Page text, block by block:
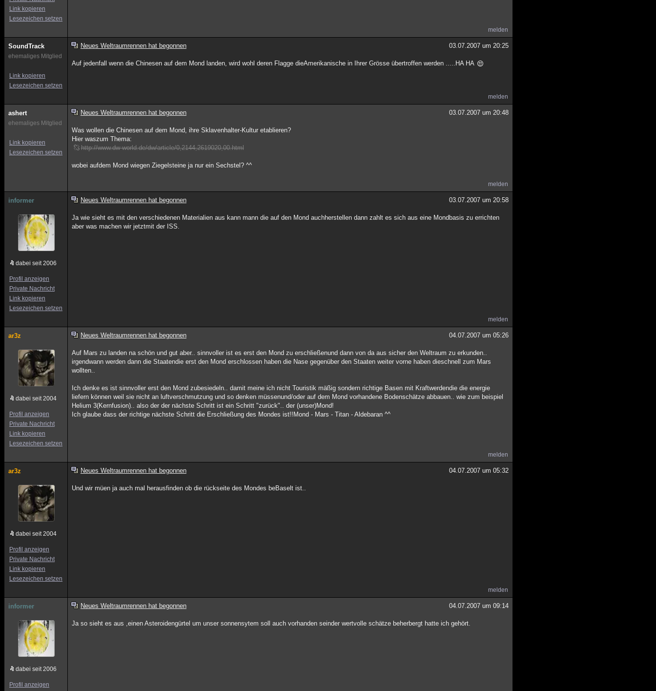
Link kopieren
Lesezeichen setzen
melden
SoundTrack
ehemaliges Mitglied
Link kopieren
Lesezeichen setzen
Neues Weltraumrennen hat begonnen 03.07.2007 um 20:25
Auf jedenfall wenn die Chinesen auf dem Mond landen, wird wohl deren Flagge dieAmerikanische in Ihrer Grösse übertroffen werden .....HA HA
melden
ashert
ehemaliges Mitglied
Link kopieren
Lesezeichen setzen
Neues Weltraumrennen hat begonnen 03.07.2007 um 20:48
Was wollen die Chinesen auf dem Mond, ihre Sklavenhalter-Kultur etablieren?
Hier waszum Thema:
http://www.dw-world.de/dw/article/0,2144,2619020,00.html
wobei aufdem Mond wiegen Ziegelsteine ja nur ein Sechstel? ^^
melden
informer
dabei seit 2006
Profil anzeigen
Private Nachricht
Link kopieren
Lesezeichen setzen
Neues Weltraumrennen hat begonnen 03.07.2007 um 20:58
Ja wie sieht es mit den verschiedenen Materialien aus kann mann die auf den Mond auchherstellen dann zahlt es sich aus eine Mondbasis zu errichten
aber was machen wir jetztmit der ISS.
melden
ar3z
dabei seit 2004
Profil anzeigen
Private Nachricht
Link kopieren
Lesezeichen setzen
Neues Weltraumrennen hat begonnen 04.07.2007 um 05:26
Auf Mars zu landen na schön und gut aber.. sinnvoller ist es erst den Mond zu erschließenund dann von da aus sicher den Weltraum zu erkunden..
irgendwann werden dann die Staatendie erst den Mond erschlossen haben die Nase gegenüber den Staaten weiter vorne haben dieschnell zum Mars
wollten..
Ich denke es ist sinnvoller erst den Mond zubesiedeln.. damit meine ich nicht Touristik mäßig sondern richtige Basen mit Kraftwerdendie die energie
liefern können weil sie nicht an luftverschmutzung und so denken müssenund/oder auf dem Mond vorhandene Bodenschätze abbauen.. wie zum beispiel
Helium 3(Kernfusion).. also der der nächste Schritt ist ein Schritt "zurück".. der (unser)Mond!
Ich glaube dass der richtige nächste Schritt die Erschließung des Mondes ist!!Mond - Mars - Titan - Aldebaran ^^
melden
ar3z
dabei seit 2004
Profil anzeigen
Private Nachricht
Link kopieren
Lesezeichen setzen
Neues Weltraumrennen hat begonnen 04.07.2007 um 05:32
Und wir müen ja auch mal herausfinden ob die rückseite des Mondes beBaselt ist..
melden
informer
dabei seit 2006
Profil anzeigen
Neues Weltraumrennen hat begonnen 04.07.2007 um 09:14
Ja so sieht es aus ,einen Asteroidengürtel um unser sonnensytem soll auch vorhanden seinder wertvolle schätze beherbergt hatte ich gehört.